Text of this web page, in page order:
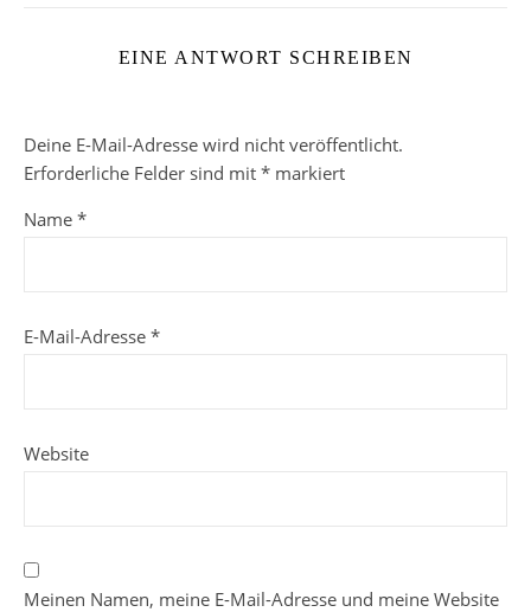
EINE ANTWORT SCHREIBEN
Deine E-Mail-Adresse wird nicht veröffentlicht.
Erforderliche Felder sind mit * markiert
Name *
E-Mail-Adresse *
Website
Meinen Namen, meine E-Mail-Adresse und meine Website